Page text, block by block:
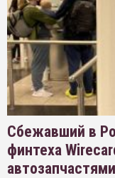
Сбежавший в
финтеха
автозапчастями